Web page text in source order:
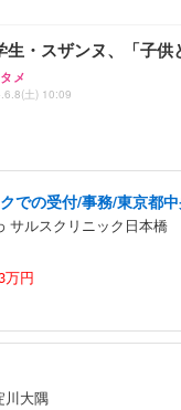
生・スザンヌ、「子供
メ
土) 10:09
での受付/事務/東京都
サルスクリニック日本橋
万円
川大隅